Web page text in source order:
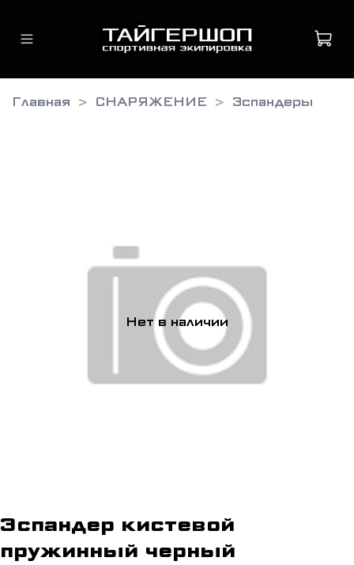
Главная СНАРЯЖЕНИЕ Эспандеры
Нет в наличии
Эспандер кистевой
пружинный черный